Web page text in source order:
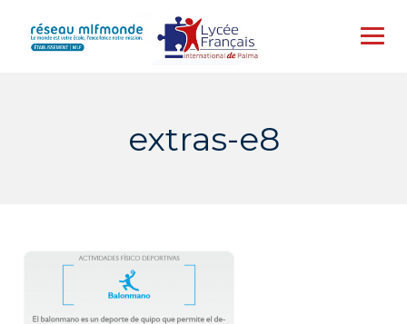
content
extras-e8